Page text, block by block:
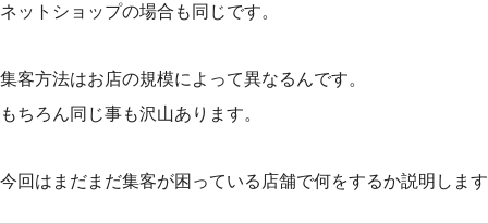
ネットショップの場合も同じです。
集客方法はお店の規模によって異なるんです。
もちろん同じ事も沢山あります。
今回はまだまだ集客が困っている店舗で何をするか説明しま